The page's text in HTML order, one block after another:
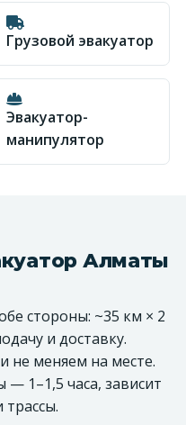
Грузовой эвакуатор
Эвакуатор-
манипулятор
Алматы
стороны: ~35 км × 2
и доставку.
не меняем на месте.
1–1,5 часа, зависит
трассы.